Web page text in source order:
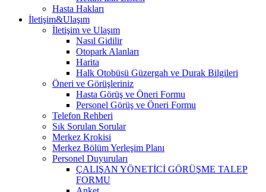
Hasta Hakları
İletişim&Ulaşım
İletişim ve Ulaşım
Nasıl Gidilir
Otopark Alanları
Harita
Halk Otobüsü Güzergah ve Durak Bilgileri
Öneri ve Görüşleriniz
Hasta Görüş ve Öneri Formu
Personel Görüş ve Öneri Formu
Telefon Rehberi
Sık Sorulan Sorular
Merkez Krokisi
Merkez Bölüm Yerleşim Planı
Personel Duyuruları
ÇALIŞAN YÖNETİCİ GÖRÜŞME TALEP
FORMU